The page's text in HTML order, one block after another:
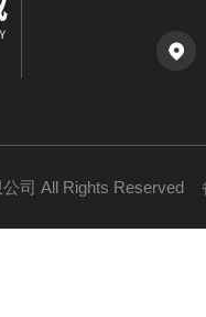
公司 All Rights Reserved